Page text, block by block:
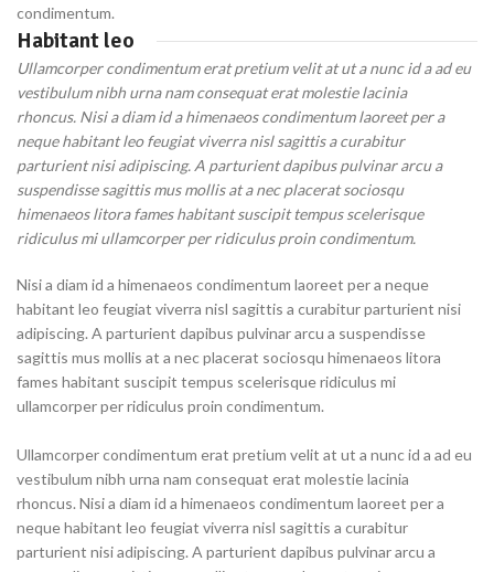
condimentum.
Habitant leo
Ullamcorper condimentum erat pretium velit at ut a nunc id a ad eu
vestibulum nibh urna nam consequat erat molestie lacinia
rhoncus. Nisi a diam id a himenaeos condimentum laoreet per a
neque habitant leo feugiat viverra nisl sagittis a curabitur
parturient nisi adipiscing. A parturient dapibus pulvinar arcu a
suspendisse sagittis mus mollis at a nec placerat sociosqu
himenaeos litora fames habitant suscipit tempus scelerisque
ridiculus mi ullamcorper per ridiculus proin condimentum.
Nisi a diam id a himenaeos condimentum laoreet per a neque
habitant leo feugiat viverra nisl sagittis a curabitur parturient nisi
adipiscing. A parturient dapibus pulvinar arcu a suspendisse
sagittis mus mollis at a nec placerat sociosqu himenaeos litora
fames habitant suscipit tempus scelerisque ridiculus mi
ullamcorper per ridiculus proin condimentum.
Ullamcorper condimentum erat pretium velit at ut a nunc id a ad eu
vestibulum nibh urna nam consequat erat molestie lacinia
rhoncus. Nisi a diam id a himenaeos condimentum laoreet per a
neque habitant leo feugiat viverra nisl sagittis a curabitur
parturient nisi adipiscing. A parturient dapibus pulvinar arcu a